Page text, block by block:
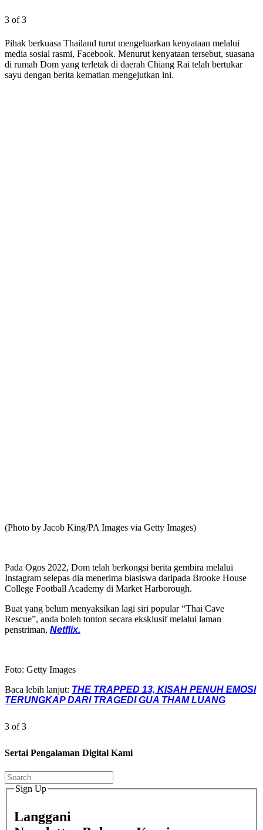
3 of 3
Pihak berkuasa Thailand turut mengeluarkan kenyataan melalui
media sosial rasmi, Facebook. Menurut kenyataan tersebut, suasana
di rumah Dom yang terletak di daerah Chiang Rai telah bertukar
sayu dengan berita kematian mengejutkan ini.
(Photo by Jacob King/PA Images via Getty Images)
Pada Ogos 2022, Dom telah berkongsi berita gembira melalui
Instagram selepas dia menerima biasiswa daripada Brooke House
College Football Academy di Market Harborough.
Buat yang belum menyaksikan lagi siri popular “Thai Cave
Rescue”, anda boleh tonton secara eksklusif melalui laman
penstriman, Netflix.
Foto: Getty Images
Baca lebih lanjut: THE TRAPPED 13, KISAH PENUH EMOSI
TERUNGKAP DARI TRAGEDI GUA THAM LUANG
3 of 3
Sertai Pengalaman Digital Kami
Sign Up
Langgani